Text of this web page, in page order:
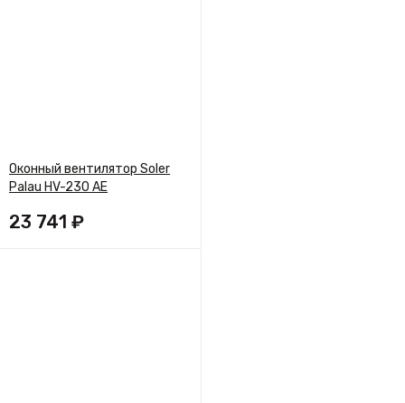
Оконный вентилятор Soler
Palau HV-230 AE
23 741 ₽